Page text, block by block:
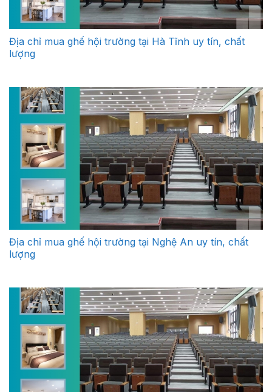
Địa chỉ mua ghế hội trường tại Hà Tĩnh uy tín, chất
lượng
Địa chỉ mua ghế hội trường tại Nghệ An uy tín, chất
lượng